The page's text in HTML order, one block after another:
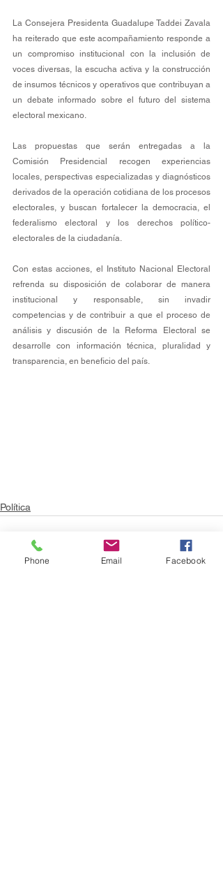
La Consejera Presidenta Guadalupe Taddei Zavala
ha reiterado que este acompañamiento responde a
un compromiso institucional con la inclusión de
voces diversas, la escucha activa y la construcción
de insumos técnicos y operativos que contribuyan a
un debate informado sobre el futuro del sistema
electoral mexicano.
Las propuestas que serán entregadas a la
Comisión Presidencial recogen experiencias
locales, perspectivas especializadas y diagnósticos
derivados de la operación cotidiana de los procesos
electorales, y buscan fortalecer la democracia, el
federalismo electoral y los derechos político-
electorales de la ciudadanía.
Con estas acciones, el Instituto Nacional Electoral
refrenda su disposición de colaborar de manera
institucional y responsable, sin invadir
competencias y de contribuir a que el proceso de
análisis y discusión de la Reforma Electoral se
desarrolle con información técnica, pluralidad y
transparencia, en beneficio del país.
Política
Phone Email Facebook